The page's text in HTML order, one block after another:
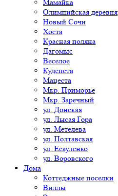
Мамайка
Олимпийская деревня
Новый Сочи
Хоста
Красная поляна
Дагомыс
Веселое
Кудепста
Мацеста
Мкр. Приморье
Мкр. Заречный
ул. Донская
ул. Лысая Гора
ул. Метелева
ул. Полтавская
ул. Есауленко
ул. Воровского
Дома
Коттеджные поселки
Виллы